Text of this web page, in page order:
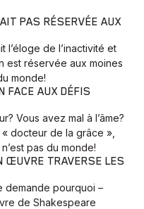
PAS RÉSERVÉE AUX
l’éloge de l’inactivité et
est réservée aux moines
monde!
FACE AUX DÉFIS
Vous avez mal à l’âme?
docteur de la grâce »,
pas du monde!
ŒUVRE TRAVERSE LES
demande pourquoi –
de Shakespeare